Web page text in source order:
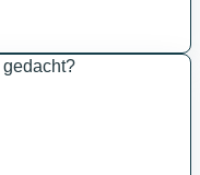
gedacht?